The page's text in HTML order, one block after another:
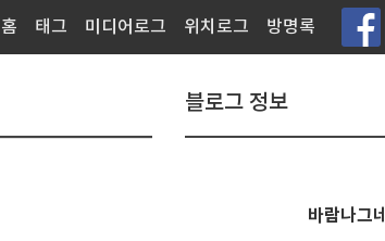
홈 태그 미디어로그 위치로그 방명록
블로그 정보
바람나그네